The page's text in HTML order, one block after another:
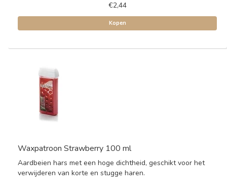
€2,44
Kopen
Waxpatroon Strawberry 100 ml
Aardbeien hars met een hoge dichtheid, geschikt voor het
verwijderen van korte en stugge haren.